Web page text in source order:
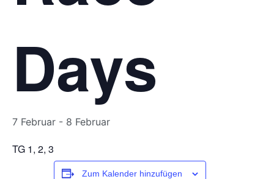
Days
7 Februar - 8 Februar
TG 1, 2, 3
Zum Kalender hinzufügen